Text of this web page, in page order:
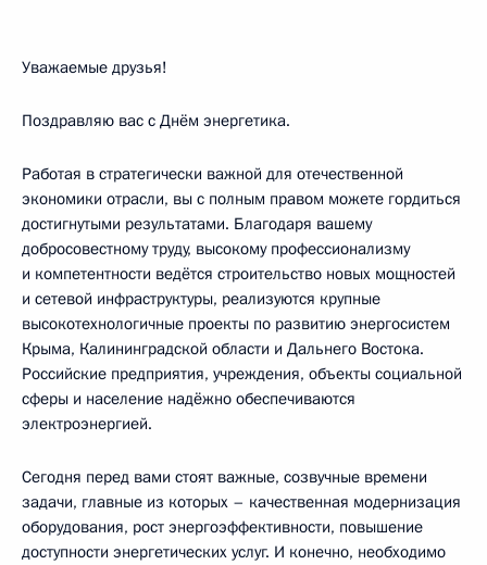
Уважаемые друзья!
Поздравляю вас с Днём энергетика.
Работая в стратегически важной для отечественной
экономики отрасли, вы с полным правом можете гордиться
достигнутыми результатами. Благодаря вашему
добросовестному труду, высокому профессионализму
и компетентности ведётся строительство новых мощностей
и сетевой инфраструктуры, реализуются крупные
высокотехнологичные проекты по развитию энергосистем
Крыма, Калининградской области и Дальнего Востока.
Российские предприятия, учреждения, объекты социальной
сферы и население надёжно обеспечиваются
электроэнергией.
Сегодня перед вами стоят важные, созвучные времени
задачи, главные из которых – качественная модернизация
оборудования, рост энергоэффективности, повышение
доступности энергетических услуг. И конечно, необходимо